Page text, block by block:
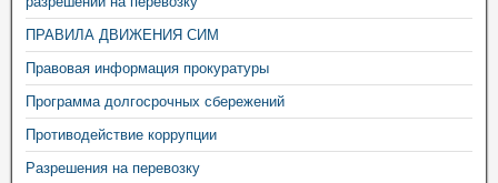
ПРАВИЛА ДВИЖЕНИЯ СИМ
Правовая информация прокуратуры
Программа долгосрочных сбережений
Противодействие коррупции
Разрешения на перевозку